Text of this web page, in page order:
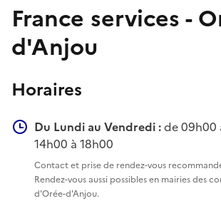
France services -
d'Anjou
Horaires
Du Lundi au Vendredi :de 09h00
14h00 à 18h00
Contact et prise de rendez-vous
Rendez-vous aussi possibles en mairies des
d'Orée-d'Anjou.